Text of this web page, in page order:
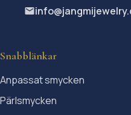
Snabblänkar
Anpassat smycken
Pärlsmycken